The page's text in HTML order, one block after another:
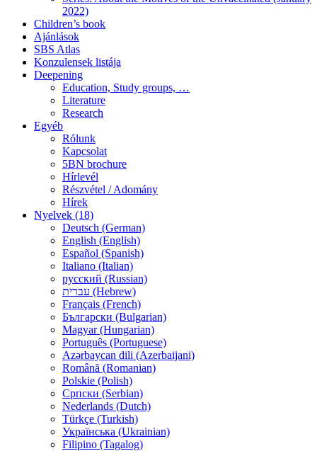
2022)
Children’s book
Ajánlások
SBS Atlas
Konzulensek listája
Deepening
Education, Study groups, …
Literature
Research
Egyéb
Rólunk
Kapcsolat
5BN brochure
Hírlevél
Részvétel / Adomány
Hírek
Nyelvek (18)
Deutsch (German)
English (English)
Español (Spanish)
Italiano (Italian)
русский (Russian)
עברית (Hebrew)
Français (French)
Български (Bulgarian)
Magyar (Hungarian)
Português (Portuguese)
Azərbaycan dili (Azerbaijani)
Română (Romanian)
Polskie (Polish)
Српски (Serbian)
Nederlands (Dutch)
Türkçe (Turkish)
Українська (Ukrainian)
Filipino (Tagalog)